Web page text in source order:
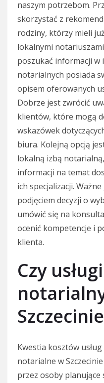
naszym potrzebom.
skorzystać z
rodziny, którzy mieli
lokalnymi
poszukać informacji w
notarialnych posiada
opisem oferowanych
Dobrze jest zwrócić
klientów, które mogą
wskazówek
biura. Kolejną opcją
lokalną izbą
informacji na temat
ich specjalizacji.
podjęciem decyzji o
umówić się na
ocenić kompetencje i
klienta.
Czy
Kwestia kosztów
notarialne w
przez osoby